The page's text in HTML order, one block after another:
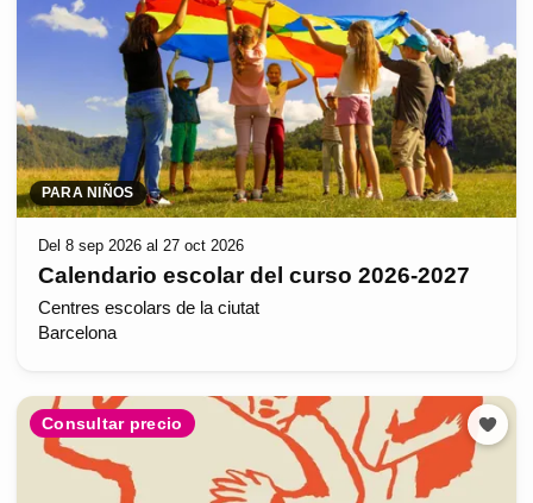
PARA NIÑOS
Del 8 sep 2026 al 27 oct 2026
Calendario escolar del curso 2026-2027
Centres escolars de la ciutat
Barcelona
Consultar precio